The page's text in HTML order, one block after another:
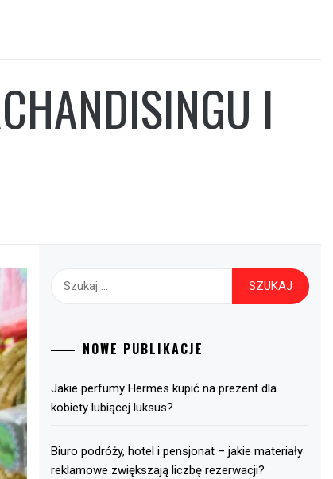
I
Szukaj:
NOWE PUBLIKACJE
Jakie perfumy Hermes kupić na prezent dla
kobiety lubiącej luksus?
Biuro podróży, hotel i pensjonat – jakie materiały
reklamowe zwiększają liczbę rezerwacji?